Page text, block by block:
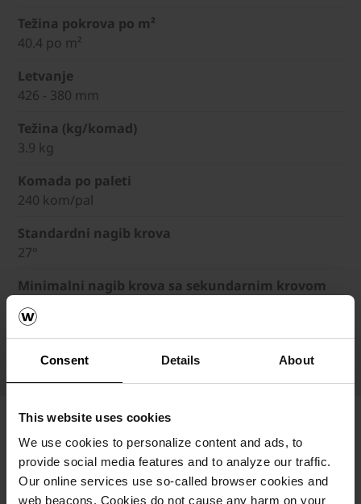
Consent Details About
This website uses cookies
We use cookies to personalize content and ads, to
provide social media features and to analyze our traffic.
Our online services use so-called browser cookies and
web beacons. Cookies do not cause any harm on your
Težina pokrova po m²
40.4 po m²
Letvanje
426 - 380 mm
Težina (kg/komad)
3.9 kg
Komada po paleti
240 kom/pal
Standardni nagib krova
27°
Minimalni nagib krova sa sekundarnim krovom
22°
Minimalni nagib krova sa vodonepropusnim